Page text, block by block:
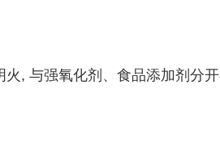
, 与强氧化剂、食品添加剂分